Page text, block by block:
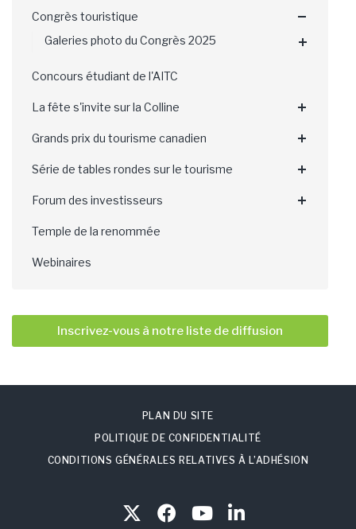
Congrès touristique
Galeries photo du Congrès 2025
Concours étudiant de l'AITC
La fête s'invite sur la Colline
Grands prix du tourisme canadien
Série de tables rondes sur le tourisme
Forum des investisseurs
Temple de la renommée
Webinaires
Inscrivez-vous à notre liste de diffusion
PLAN DU SITE
POLITIQUE DE CONFIDENTIALITÉ
CONDITIONS GÉNÉRALES RELATIVES À L’ADHÉSION